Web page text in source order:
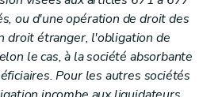
ou d'une opération de droit des
droit étranger, l'obligation de
le cas, à la société absorbante
Pour les autres sociétés